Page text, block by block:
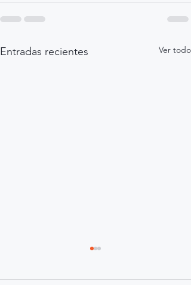
Entradas recientes Ver todo